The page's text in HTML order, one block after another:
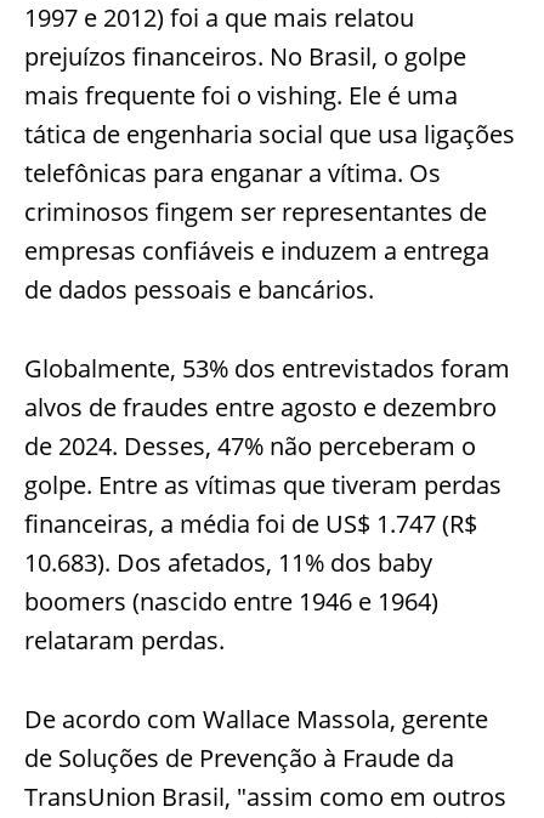
1997 e 2012) foi a que mais relatou
prejuízos financeiros. No Brasil, o golpe
mais frequente foi o vishing. Ele é uma
tática de engenharia social que usa ligações
telefônicas para enganar a vítima. Os
criminosos fingem ser representantes de
empresas confiáveis e induzem a entrega
de dados pessoais e bancários.
Globalmente, 53% dos entrevistados foram
alvos de fraudes entre agosto e dezembro
de 2024. Desses, 47% não perceberam o
golpe. Entre as vítimas que tiveram perdas
financeiras, a média foi de US$ 1.747 (R$
10.683). Dos afetados, 11% dos baby
boomers (nascido entre 1946 e 1964)
relataram perdas.
De acordo com Wallace Massola, gerente
de Soluções de Prevenção à Fraude da
TransUnion Brasil, "assim como em outros